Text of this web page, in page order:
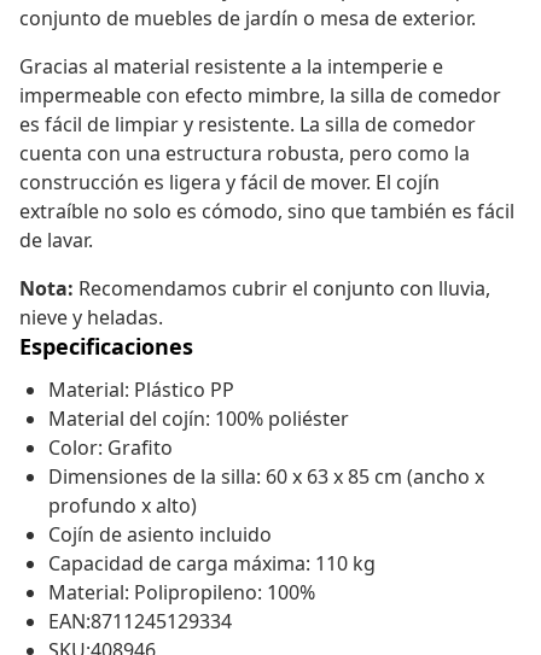
conjunto de muebles de jardín o mesa de exterior.
Gracias al material resistente a la intemperie e
impermeable con efecto mimbre, la silla de comedor
es fácil de limpiar y resistente. La silla de comedor
cuenta con una estructura robusta, pero como la
construcción es ligera y fácil de mover. El cojín
extraíble no solo es cómodo, sino que también es fácil
de lavar.
Nota: Recomendamos cubrir el conjunto con lluvia,
nieve y heladas.
Especificaciones
Material: Plástico PP
Material del cojín: 100% poliéster
Color: Grafito
Dimensiones de la silla: 60 x 63 x 85 cm (ancho x
profundo x alto)
Cojín de asiento incluido
Capacidad de carga máxima: 110 kg
Material: Polipropileno: 100%
EAN:8711245129334